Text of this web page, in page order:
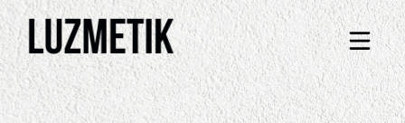
TARIFAS
PREGUNTAS FRECUENTES